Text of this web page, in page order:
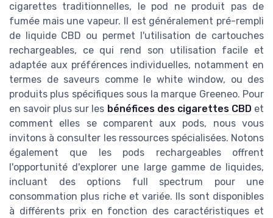
cigarettes traditionnelles, le pod ne produit pas de
fumée mais une vapeur. Il est généralement pré-rempli
de liquide CBD ou permet l'utilisation de cartouches
rechargeables, ce qui rend son utilisation facile et
adaptée aux préférences individuelles, notamment en
termes de saveurs comme le white window, ou des
produits plus spécifiques sous la marque Greeneo. Pour
en savoir plus sur les bénéfices des cigarettes CBD et
comment elles se comparent aux pods, nous vous
invitons à consulter les ressources spécialisées. Notons
également que les pods rechargeables offrent
l'opportunité d'explorer une large gamme de liquides,
incluant des options full spectrum pour une
consommation plus riche et variée. Ils sont disponibles
à différents prix en fonction des caractéristiques et